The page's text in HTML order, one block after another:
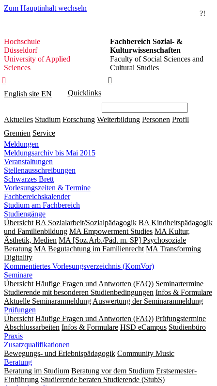
Zum Hauptinhalt wechseln
?!
Hochschule
Düsseldorf
Hochschule
Düsseldorf
University of Applied
Sciences
Fachbereich Sozial- &
Kulturwissenschaften
Faculty of Social Sciences and
Cultural Studies


English site EN Quicklinks
Aktuelles Studium Forschung Weiterbildung Personen Profil
Gremien Service
Meldungen
Meldungsarchiv bis Mai 2015
Veranstaltungen
Stellenausschreibungen
Schwarzes Brett
Vorlesungszeiten & Termine
Fachbereichskalender
Studium am Fachbereich
Studiengänge
Übersicht BA Sozialarbeit/Sozialpädagogik BA Kindheitspädagogik
und Familienbildung MA Empowerment Studies MA Kultur,
Ästhetik, Medien MA [Soz.Arb./Päd. m. SP] Psychosoziale
Beratung MA Begut­ach­tung im Fami­lien­recht MA Transforming
Digitality
Kommentiertes Vorlesungsverzeichnis (KomVor)
Seminare
Übersicht Häufige Fragen und Antworten (FAQ) Seminartermine
Studierende mit besonderen Studienbedingungen Infos & Formulare
Aktuelle Seminaranmeldung Auswertung der Seminaranmeldung
Prüfungen
Übersicht Häufige Fragen und Antworten (FAQ) Prüfungstermine
Abschlussarbeiten Infos & Formulare HSD eCampus Studienbüro
Praxis
Zusatzqualifikationen
Bewegungs- und Erlebnispädagogik Community Music
Beratung
Beratung im Studium Beratung vor dem Studium Erstsemester-
Einführung Studierende beraten Studierende (StubS)